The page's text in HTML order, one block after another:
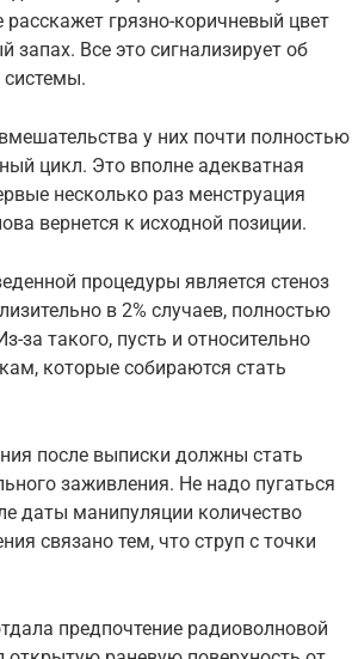
грязно-коричневый цвет
Все это сигнализирует об
у них почти полностью
цикл. Это вполне адекватная
несколько раз менструация
вернется к исходной позиции.
процедуры является стеноз
в 2% случаев, полностью
такого, пусть и относительно
которые собираются стать
после выписки должны стать
заживления. Не надо пугаться
даты манипуляции количество
связано тем, что струп с точки
предпочтение радиоволновой